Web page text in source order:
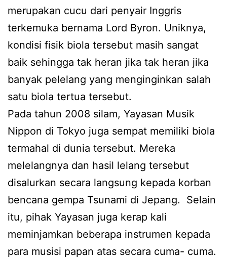
merupakan cucu dari penyair Inggris
terkemuka bernama Lord Byron. Uniknya,
kondisi fisik biola tersebut masih sangat
baik sehingga tak heran jika tak heran jika
banyak pelelang yang menginginkan salah
satu biola tertua tersebut.
Pada tahun 2008 silam, Yayasan Musik
Nippon di Tokyo juga sempat memiliki biola
termahal di dunia tersebut. Mereka
melelangnya dan hasil lelang tersebut
disalurkan secara langsung kepada korban
bencana gempa Tsunami di Jepang. Selain
itu, pihak Yayasan juga kerap kali
meminjamkan beberapa instrumen kepada
para musisi papan atas secara cuma- cuma.